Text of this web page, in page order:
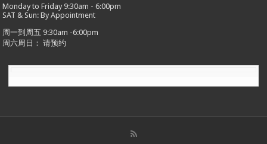
Monday to Friday 9:30am - 6:00pm
SAT & Sun: By Appointment
周一到周五 9:30am -6:00pm
周六周日： 请预约